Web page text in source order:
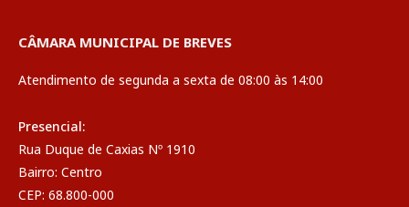
CÂMARA MUNICIPAL DE BREVES
Atendimento de segunda a sexta de 08:00 às 14:00
Presencial:
Rua Duque de Caxias Nº 1910
Bairro: Centro
CEP: 68.800-000